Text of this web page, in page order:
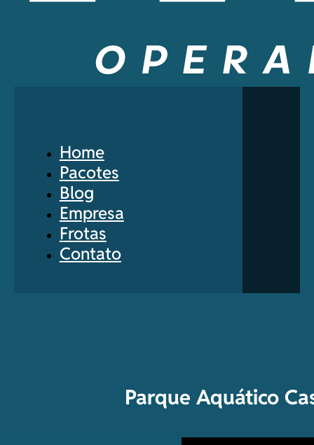
Home
Pacotes
Blog
Empresa
Frotas
Contato
Parque Aquático